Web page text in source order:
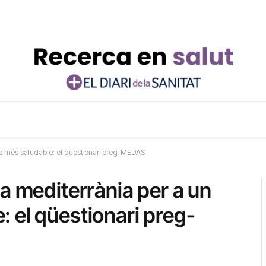
més saludable: el qüestionari preg-MEDAS
mediterrània per a un
el qüestionari preg-